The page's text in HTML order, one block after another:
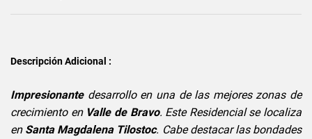
Descripción Adicional :
Impresionantedesarrollo en una de las mejores zonas de
crecimiento en Valle de Bravo. Este Residencial se localiza
en Santa Magdalena Tilostoc. Cabe destacar las bondades